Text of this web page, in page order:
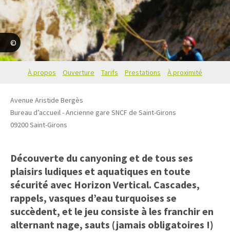
Horizon vertical
À propos Ouverture Tarifs Prestations À proximité
Avenue Aristide Bergès
Bureau d’accueil - Ancienne gare SNCF de Saint-Girons
09200Saint-Girons
Découverte du canyoning et de tous ses
plaisirs ludiques et aquatiques en toute
sécurité avec Horizon Vertical. Cascades,
rappels, vasques d’eau turquoises se
succèdent, et le jeu consiste à les franchir en
alternant nage, sauts (jamais obligatoires !)